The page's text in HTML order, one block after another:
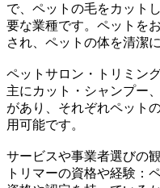
で、ペットの毛をカット
要な業種です。ペットを
され、ペットの体を清潔
ペットサロン・トリミン
主にカット・シャンプー
があり、それぞれペット
用可能です。
サービスや事業者選びの
トリマーの資格や経験：